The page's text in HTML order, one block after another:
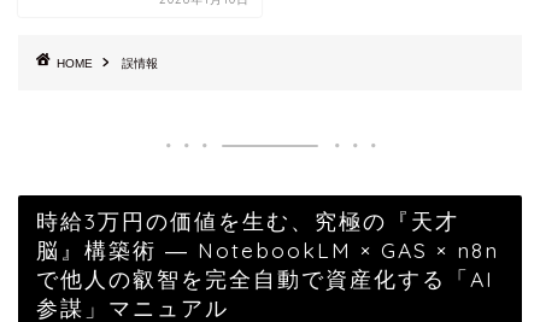
HOME 誤情報
時給3万円の価値を生む、究極の『天才
脳』構築術 ― NotebookLM × GAS × n8n
で他人の叡智を完全自動で資産化する「AI
参謀」マニュアル